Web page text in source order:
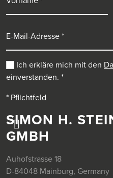
SIMON H.
GMBH
Auhofstrasse 18
D-84048 Mainburg, Germany
Ich erkläre mich mit den
einverstanden. *
* Pflichtfeld